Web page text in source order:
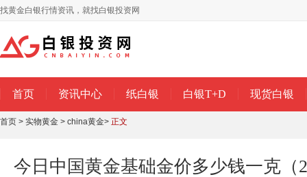
找黄金白银行情资讯，就找白银投资网
首页 资讯中心 纸白银 白银T+D 现货白银
首页 > 实物黄金 > china黄金> 正文
今日中国黄金基础金价多少钱一克（